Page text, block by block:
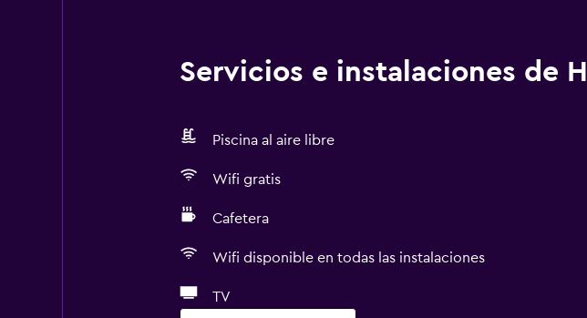
Servicios e instalaciones de
Piscina al aire libre
Wifi gratis
Cafetera
Wifi disponible en todas las instalaciones
TV